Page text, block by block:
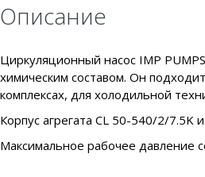
Описание
Циркуляционный насос IMP
химическим составом. Он
комплексах, для холодильной
Корпус агрегата CL 50-540/2/7.5K
Максимальное рабочее давление